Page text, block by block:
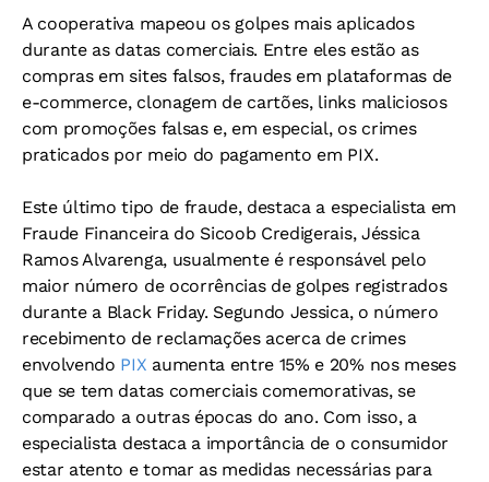
A cooperativa mapeou os golpes mais aplicados
durante as datas comerciais. Entre eles estão as
compras em sites falsos, fraudes em plataformas de
e-commerce, clonagem de cartões, links maliciosos
com promoções falsas e, em especial, os crimes
praticados por meio do pagamento em PIX.
Este último tipo de fraude, destaca a especialista em
Fraude Financeira do Sicoob Credigerais, Jéssica
Ramos Alvarenga, usualmente é responsável pelo
maior número de ocorrências de golpes registrados
durante a Black Friday. Segundo Jessica, o número
recebimento de reclamações acerca de crimes
envolvendo PIX aumenta entre 15% e 20% nos meses
que se tem datas comerciais comemorativas, se
comparado a outras épocas do ano. Com isso, a
especialista destaca a importância de o consumidor
estar atento e tomar as medidas necessárias para